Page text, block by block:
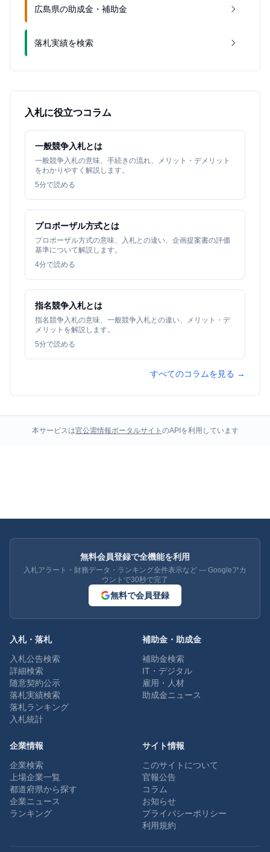
広島県の助成金・補助金
落札実績を検索
入札に役立つコラム
一般競争入札とは
一般競争入札の意味、手続きの流れ、メリット・デメリット
をわかりやすく解説します。
5分で読める
プロポーザル方式とは
プロポーザル方式の意味、入札との違い、企画提案書の評価
基準について解説します。
4分で読める
指名競争入札とは
指名競争入札の意味、一般競争入札との違い、メリット・デ
メリットを解説します。
5分で読める
すべてのコラムを見る →
本サービスは官公需情報ポータルサイト のAPIを利用しています
無料会員登録で全機能を利用
入札アラート・財務データ・ランキング全件表示など — Googleアカ
ウントで30秒で完了
無料で会員登録
入札・落札
入札公告検索
詳細検索
随意契約公示
落札実績検索
落札ランキング
入札統計
補助金・助成金
補助金検索
IT・デジタル
雇用・人材
助成金ニュース
企業情報
企業検索
上場企業一覧
都道府県から探す
企業ニュース
ランキング
サイト情報
このサイトについて
官報公告
コラム
お知らせ
プライバシーポリシー
利用規約